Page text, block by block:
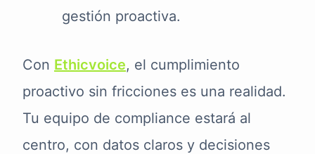
gestión proactiva.
Con Ethicvoice, el cumplimiento
proactivo sin fricciones es una realidad.
Tu equipo de compliance estará al
centro, con datos claros y decisiones